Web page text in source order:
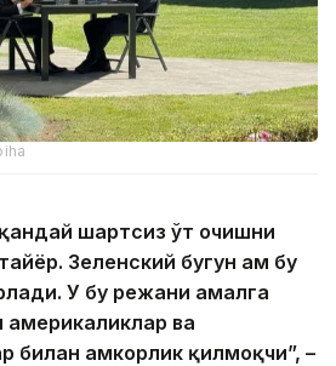
қандай шартсиз ўт очишни
Зеленский бугун ҳам бу
У бу режани амалга
ва
билан ҳамкорлик қилмоқчи”, –